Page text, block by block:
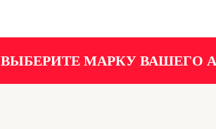
ВЫБЕРИТЕ МАРКУ ВАШЕГО